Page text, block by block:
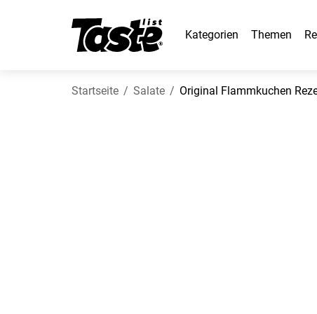
Kategorien Themen
Startseite Salate Original Flammkuchen